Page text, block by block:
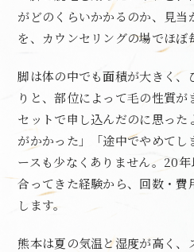
がどのくらいかかるのか、見当
を、カウンセリングの場でほぼ
脚は体の中でも面積が大きく、
りと、部位によって毛の性質
セットで申し込んだのに思った
がかかった」「途中でやめてし
ースも少なくありません。20
合ってきた経験から、回数・費
します。
熊本は夏の気温と湿度が高く、